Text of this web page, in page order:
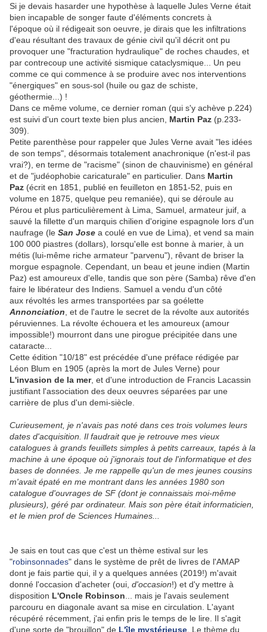
Si je devais hasarder une hypothèse à laquelle Jules Verne était
bien incapable de songer faute d'éléments concrets à
l'époque où il rédigeait son oeuvre, je dirais que les infiltrations
d'eau résultant des travaux de génie civil qu'il décrit ont pu
provoquer une "fracturation hydraulique" de roches chaudes, et
par contrecoup une activité sismique cataclysmique... Un peu
comme ce qui commence à se produire avec nos interventions
"énergiques" en sous-sol (huile ou gaz de schiste,
géothermie...) !
Dans ce même volume, ce dernier roman (qui s'y achève p.224)
est suivi d'un court texte bien plus ancien, Martin Paz (p.233-
309).
Petite parenthèse pour rappeler que Jules Verne avait "les idées
de son temps", désormais totalement anachronique (n'est-il pas
vrai?), en terme de "racisme" (sinon de chauvinisme) en général
et de "judéophobie caricaturale" en particulier. Dans Martin
Paz (écrit en 1851, publié en feuilleton en 1851-52, puis en
volume en 1875, quelque peu remaniée), qui se déroule au
Pérou et plus particulièrement à Lima, Samuel, armateur juif, a
sauvé la fillette d'un marquis chilien d'origine espagnole lors d'un
naufrage (le San Jose a coulé en vue de Lima), et vend sa main
100 000 piastres (dollars), lorsqu'elle est bonne à marier, à un
métis (lui-même riche armateur "parvenu"), rêvant de briser la
morgue espagnole. Cependant, un beau et jeune indien (Martin
Paz) est amoureux d'elle, tandis que son père (Samba) rêve d'en
faire le libérateur des Indiens. Samuel a vendu d'un côté
aux révoltés les armes transportées par sa goélette
Annonciation , et de l'autre le secret de la révolte aux autorités
péruviennes. La révolte échouera et les amoureux (amour
impossible!) mourront dans une pirogue précipitée dans une
cataracte...
Cette édition "10/18" est précédée d'une préface rédigée par
Léon Blum en 1905 (après la mort de Jules Verne) pour
L'invasion de la mer, et d'une introduction de Francis Lacassin
justifiant l'association des deux oeuvres séparées par une
carrière de plus d'un demi-siècle.
Curieusement, je n'avais pas noté dans ces trois volumes leurs
dates d'acquisition. Il faudrait que je retrouve mes vieux
catalogues à grands feuillets simples à petits carreaux, tapés à la
machine à une époque où j'ignorais tout de l'informatique et des
bases de données. Je me rappelle qu'un de mes jeunes cousins
m'avait épaté en me montrant dans les années 1980 son
catalogue d'ouvrages de SF (dont je connaissais moi-même
plusieurs), géré par ordinateur. Mais son père était informaticien,
et le mien prof de Sciences Humaines...
Je sais en tout cas que c'est un thème estival sur les
"robinsonnades" dans le système de prêt de livres de l'AMAP
dont je fais partie qui, il y a quelques années (2019!) m'avait
donné l'occasion d'acheter (oui, d'occasion!) et d'y mettre à
disposition L'Oncle Robinson ... mais je l'avais seulement
parcouru en diagonale avant sa mise en circulation. L'ayant
récupéré récemment, j'ai enfin pris le temps de le lire. Il s'agit
d'une sorte de "brouillon" de L'île mystérieuse . Le thème du